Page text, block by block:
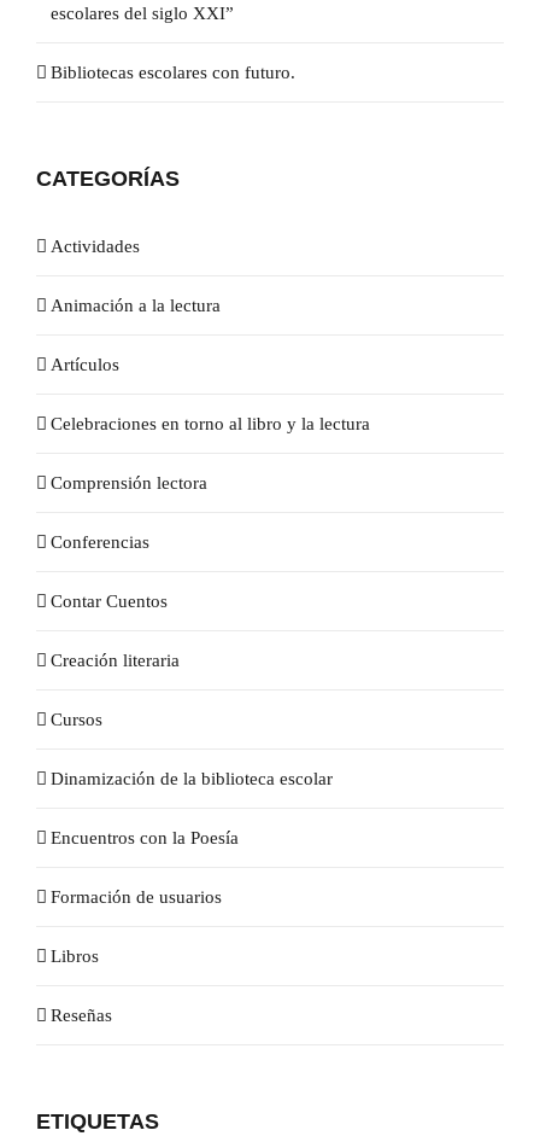
escolares del siglo XXI”
Bibliotecas escolares con futuro.
CATEGORÍAS
Actividades
Animación a la lectura
Artículos
Celebraciones en torno al libro y la lectura
Comprensión lectora
Conferencias
Contar Cuentos
Creación literaria
Cursos
Dinamización de la biblioteca escolar
Encuentros con la Poesía
Formación de usuarios
Libros
Reseñas
ETIQUETAS